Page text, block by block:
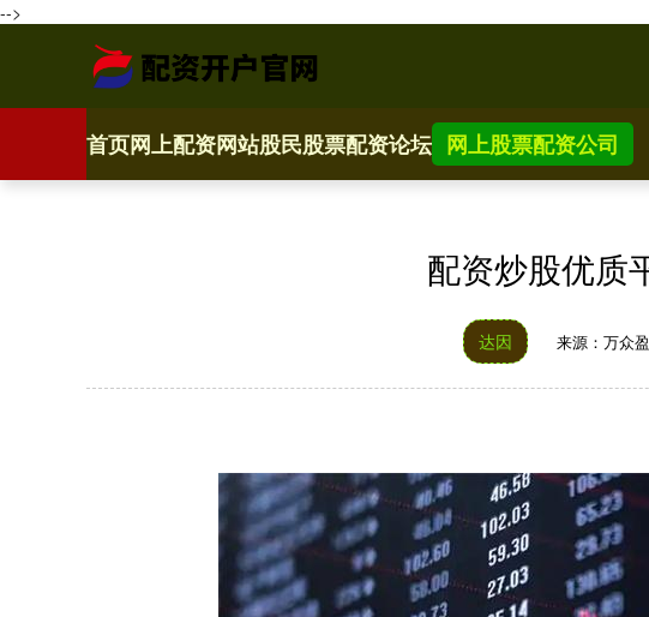
-->
首页网上配资网站股民股票配资论坛 网上股票配资公司
配资炒股优质
达因 来源：万众